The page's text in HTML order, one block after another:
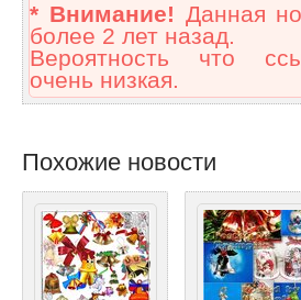
* Внимание! Данная
более 2 лет назад.
Вероятность что
очень низкая.
Похожие новости